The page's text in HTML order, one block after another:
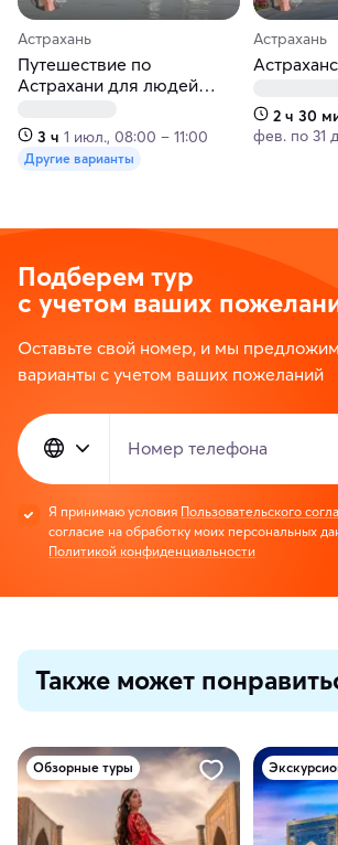
Астрахань
Путешествие по
Астрахани для людей
3 ч 1 июл., 08:00 – 11:00
Другие варианты
Астрахань
2 ч 30
фев. по 31
Подберем тур
с учетом ваших
Оставьте свой номер, и мы
варианты с учетом ваших пожеланий
Номер телефона
Я принимаю условия Пользовательского
согласие на обработку моих персональных
Политикой конфиденциальности
Также может
Обзорные туры